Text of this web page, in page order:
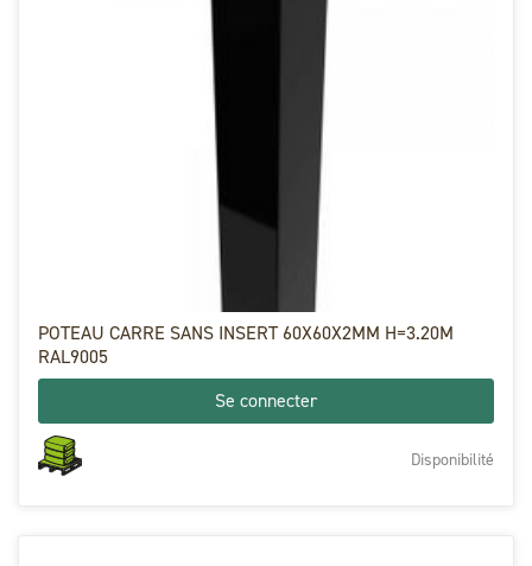
POTEAU CARRE SANS INSERT 60X60X2MM H=3.20M
RAL9005
Se connecter
Disponibilité